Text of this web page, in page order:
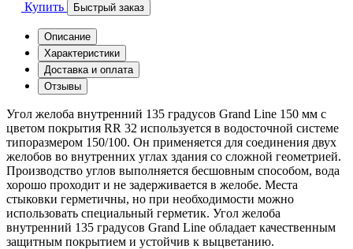
Купить Быстрый заказ
Описание
Характеристики
Доставка и оплата
Отзывы
Угол желоба внутренний 135 градусов Grand Line 150 мм с
цветом покрытия RR 32 используется в водосточной системе
типоразмером 150/100. Он применяется для соединения двух
желобов во внутренних углах здания со сложной геометрией.
Производство углов выполняется бесшовным способом, вода
хорошо проходит и не задерживается в желобе. Места
стыковки герметичны, но при необходимости можно
использовать специальный герметик. Угол желоба
внутренний 135 градусов Grand Line обладает качественным
защитным покрытием и устойчив к выцветанию.